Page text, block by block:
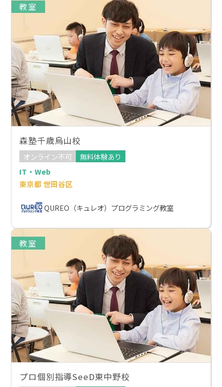
教室
森塾千歳烏山校
オンライン不可
無料体験あり
IT・Web
東京都 世田谷区
QUREO（キュレオ）プログラミング教室
教室
プロ個別指導SeeD東中野校